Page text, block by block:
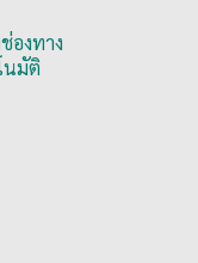
องทาง
นมัติ